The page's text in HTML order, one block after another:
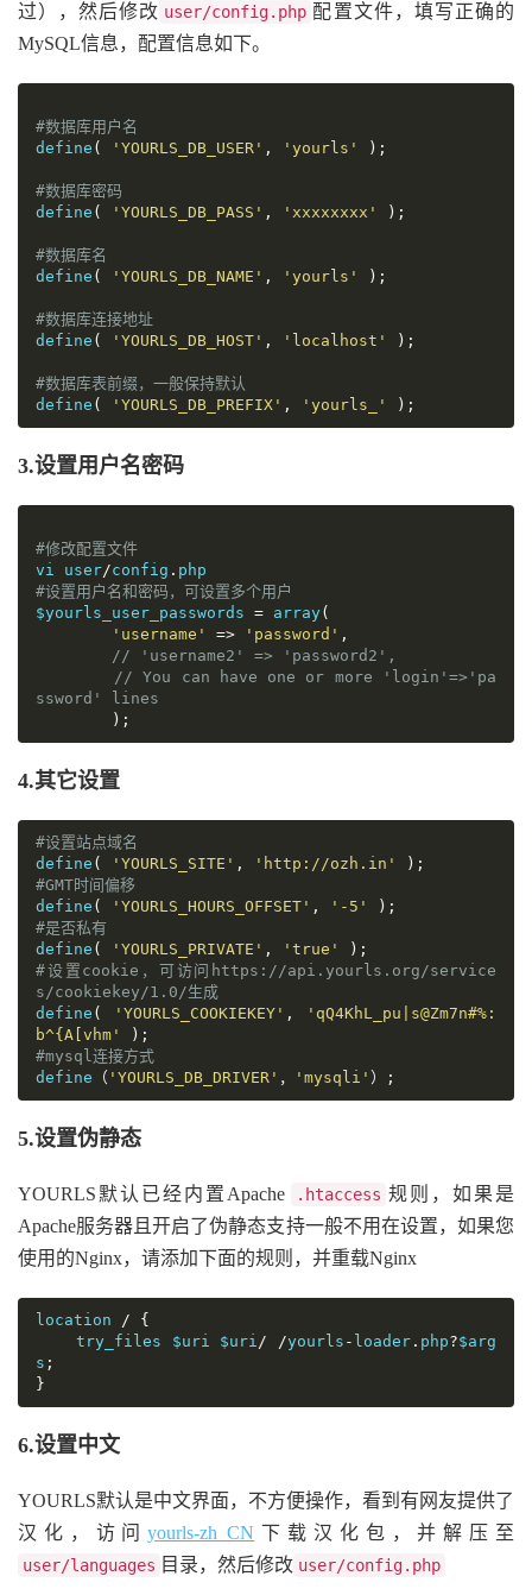
过），然后修改 user/config.php 配置文件，填写正确的
MySQL信息，配置信息如下。
#数据库用户名
define ( 'YOURLS_DB_USER' , 'yourls' );
#数据库密码
define ( 'YOURLS_DB_PASS' , 'xxxxxxxx' );
#数据库名
define ( 'YOURLS_DB_NAME' , 'yourls' );
#数据库连接地址
define ( 'YOURLS_DB_HOST' , 'localhost' );
#数据库表前缀，一般保持默认
define ( 'YOURLS_DB_PREFIX' , 'yourls_' );
3.设置用户名密码
#修改配置文件
vi user/config .
#设置用户名和密码，可设置多个用户
$yourls_user_passwords = array(
'username'
=> 'password' ,
// 'username2' => 'password2',
// You can have one or more 'login'=>'pa
ssword' lines
);
4.其它设置
#设置站点域名
define ( 'YOURLS_SITE' , 'http://ozh.in'
);
#GMT时间偏移
define ( 'YOURLS_HOURS_OFFSET' , '-5'
);
#是否私有
define ( 'YOURLS_PRIVATE' , 'true'
);
#设置cookie，可访问https://api.yourls.org/service
s/cookiekey/1.0/生成
define ( 'YOURLS_COOKIEKEY' ,
'qQ4KhL_pu|s@Zm7n#%:
b^{A[vhm'
);
#mysql连接方式
define （ 'YOURLS_DB_DRIVER' ， 'mysqli' ）;
5.设置伪静态
YOURLS默认已经内置Apache .htaccess 规则，如果是
Apache服务器且开启了伪静态支持一般不用在设置，如果您
使用的Nginx，请添加下面的规则，并重载Nginx
location /
{
    try_files $uri $uri
/ /yourls - loader . php?$arg
s ;
}
6.设置中文
YOURLS默认是中文界面，不方便操作，看到有网友提供了
汉化，访问yourls-zh_CN 下载汉化包，并解压至
user/languages 目录，然后修改 user/config.php